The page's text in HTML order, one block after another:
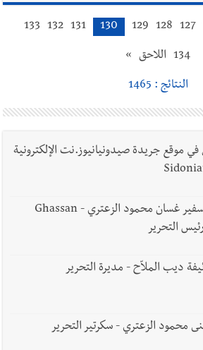
127
128
129
130
131
132
133
134 اللاحق »
النتائج : 1465
في موقع جريدة صيدونيانيوز.نت الإلكترونية
الصحافي السفير غسان محمود الزعتري - Ghassan
ديب الملاّح - مديرة التحرير
محمود الزعتري - سكرتير التحرير